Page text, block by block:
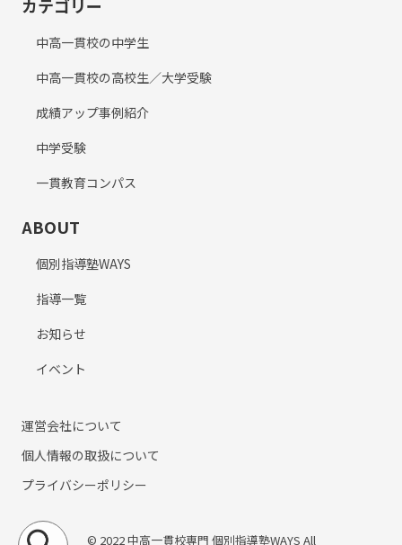
カテゴリー
中高一貫校の中学生
中高一貫校の高校生／大学受験
成績アップ事例紹介
中学受験
一貫教育コンパス
ABOUT
個別指導塾WAYS
指導一覧
お知らせ
イベント
運営会社について
個人情報の取扱について
プライバシーポリシー
© 2022 中高一貫校専門 個別指導塾WAYS All